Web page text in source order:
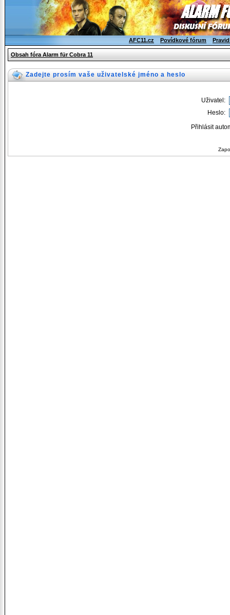
AFC11.cz Povídkové fórum
Obsah fóra Alarm für Cobra 11
Zadejte prosím vaše uživatelské jméno a heslo
Uživatel:
Heslo:
Přihlásit